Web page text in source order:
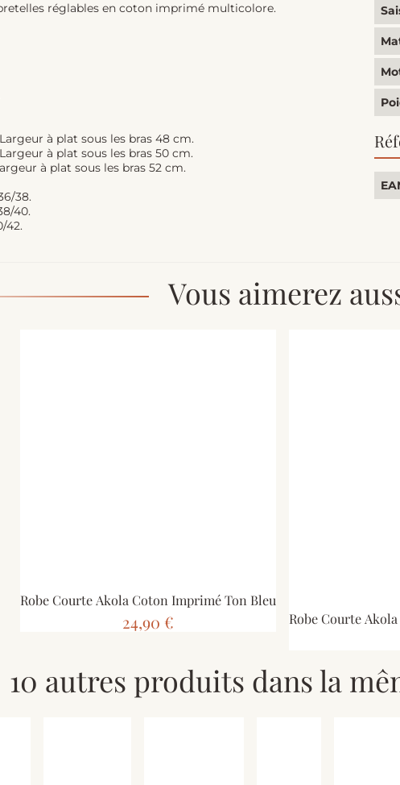
réglables en coton imprimé multicolore.
à plat sous les bras 48 cm.
à plat sous les bras 50 cm.
à plat sous les bras 52 cm.
38.
40.
42.
Vous aimerez
Robe Courte Akola Coton Imprimé Ton Bleu
24,90 € Robe Courte
10 autres produits dans la